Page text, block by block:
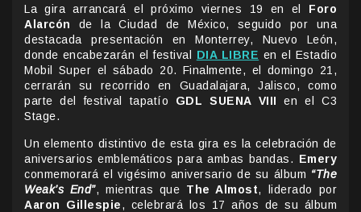
La gira arrancará el próximo viernes 19 en el Foro
Alarcón de la Ciudad de México, seguido por una
destacada presentación en Monterrey, Nuevo León,
donde encabezarán el festival DIA LIBRE en el Estadio
Mobil Super el sábado 20. Finalmente, el domingo 21,
cerrarán su recorrido en Guadalajara, Jalisco, como
parte del festival tapatío GDL SUENA VIII en el C3
Stage.
Un elemento distintivo de esta gira es la celebración de
aniversarios emblemáticos para ambas bandas. Emery
conmemorará el vigésimo aniversario de su álbum “The
Weak’s End”, mientras que The Almost, liderado por
Aaron Gillespie, celebrará los 17 años de su álbum